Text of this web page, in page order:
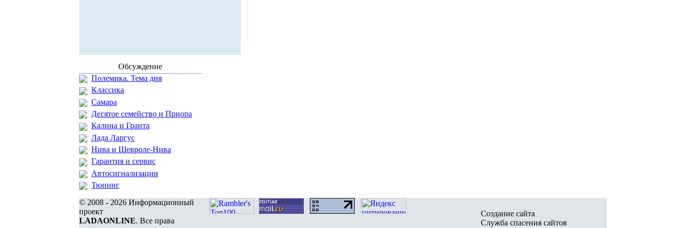
Обсуждение
Полемика. Тема дня
Классика
Самара
Десятое семейство и Приора
Калина и Гранта
Лада Ларгус
Нива и Шевроле-Нива
Гарантия и сервис
Автосигнализации
Тюнинг
© 2008 - 2026 Информационный
проект
LADAONLINE. Все права
Создание сайта
Служба спасения сайтов